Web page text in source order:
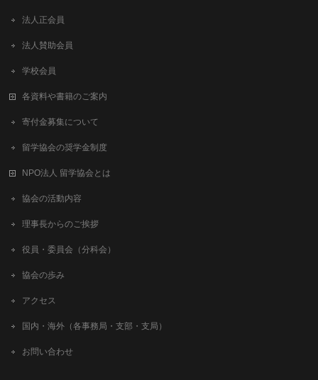
法人正会員
法人賛助会員
学校会員
各資料や書籍のご案内
寄付金募集について
留学協会の奨学金制度
NPO法人 留学協会とは
協会の活動内容
理事長からのご挨拶
役員・委員会（分科会）
協会の歩み
アクセス
国内・海外（各事務局・支部・支局）
お問い合わせ